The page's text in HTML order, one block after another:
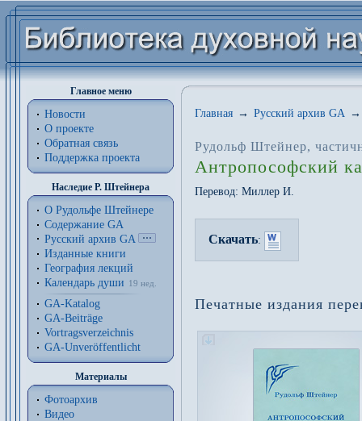
Главное меню
Новости
О проекте
Обратная связь
Поддержка проекта
Наследие Р. Штейнера
О Рудольфе Штейнере
Содержание GA
Русский архив GA
Изданные книги
География лекций
Календарь души
19 нед.
GA-Katalog
GA-Beiträge
Vortragsverzeichnis
GA-Unveröffentlicht
Материалы
Фотоархив
Видео
Главная → Русский архив GA →
Рудольф Штейнер,
Антропософский
Перевод: Миллер И.
Скачать:
Печатные издания